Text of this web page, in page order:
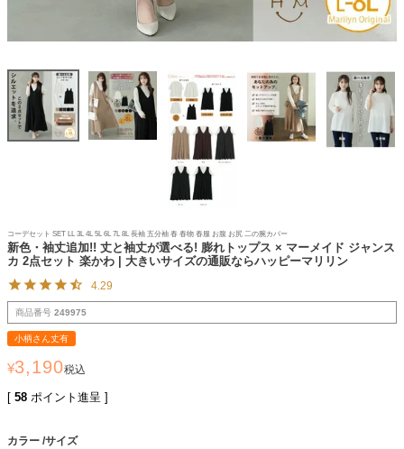
コーデセット SET LL 3L 4L 5L 6L 7L 8L 長袖 五分袖 春 春物 春服 お腹 お尻 二の腕カバー
新色・袖丈追加!! 丈と袖丈が選べる! 膨れトップス × マーメイド ジャンス
カ 2点セット 楽かわ | 大きいサイズの通販ならハッピーマリリン
4.29
商品番号 249975
小柄さん丈有
¥3,190税込
[ 58 ポイント進呈 ]
カラー サイズ